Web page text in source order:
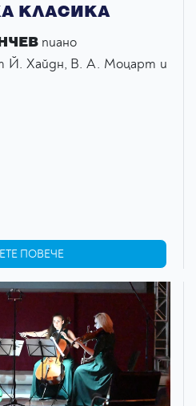
КЛАСИКА
пиано
Й. Хайдн, В. А. Моцарт и
ПОВЕЧЕ